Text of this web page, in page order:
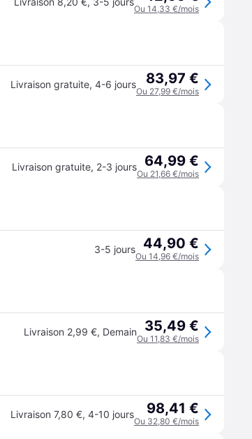
Ou 14,33 €/mois
Livraison gratuite, 4-6 jours 83,97 €
Ou 27,99 €/mois
Livraison gratuite, 2-3 jours 64,99 €
Ou 21,66 €/mois
3-5 jours 44,90 €
Ou 14,96 €/mois
Livraison 2,99 €, Demain 35,49 €
Ou 11,83 €/mois
Livraison 7,80 €, 4-10 jours 98,41 €
Ou 32,80 €/mois